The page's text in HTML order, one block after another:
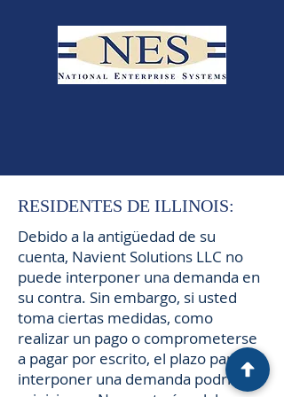
RESIDENTES DE ILLINOIS:
Debido a la antigüedad de su
cuenta, Navient Solutions LLC no
puede interponer una demanda en
su contra. Sin embargo, si usted
toma ciertas medidas, como
realizar un pago o comprometerse
a pagar por escrito, el plazo para
interponer una demanda podría